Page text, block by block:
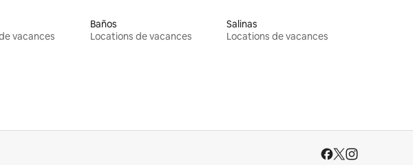
vacances
Baños
Locations de vacances
Salinas
Locations de vacances